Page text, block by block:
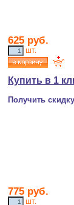
625 руб.
шт.
Купить в 1
Получить скидку
775 руб.
шт.